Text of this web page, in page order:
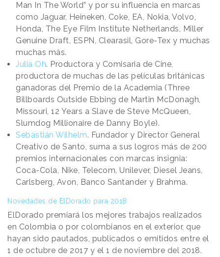
Man In The World” y por su influencia en marcas
como Jaguar, Heineken, Coke, EA, Nokia, Volvo,
Honda, The Eye Film Institute Netherlands, Miller
Genuine Draft, ESPN, Clearasil, Gore-Tex y muchas
muchas más.
Julia Oh. Productora y Comisaria de Cine,
productora de muchas de las películas británicas
ganadoras del Premio de la Academia (Three
Billboards Outside Ebbing de Martin McDonagh,
Missouri, 12 Years a Slave de Steve McQueen,
Slumdog Millionaire de Danny Boyle).
Sebastián Wilhelm. Fundador y Director General
Creativo de Santo, suma a sus logros más de 200
premios internacionales con marcas insignia:
Coca-Cola, Nike, Telecom, Unilever, Diesel Jeans,
Carlsberg, Avon, Banco Santander y Brahma.
Novedades de ElDorado para 2018
ElDorado premiará los mejores trabajos realizados
en Colombia o por colombianos en el exterior, que
hayan sido pautados, publicados o emitidos entre el
1 de octubre de 2017 y el 1 de noviembre del 2018.